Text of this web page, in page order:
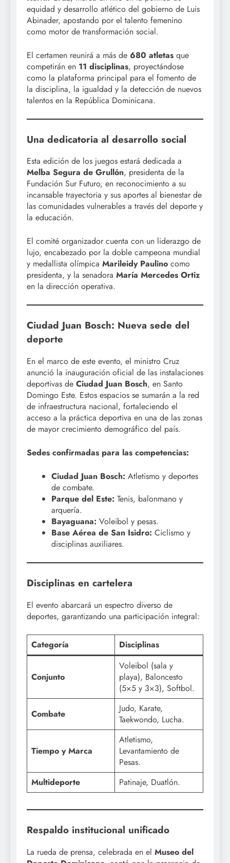
equidad y desarrollo atlético del gobierno de Luis
Abinader, apostando por el talento femenino
como motor de transformación social.
El certamen reunirá a más de 680 atletas que
competirán en 11 disciplinas, proyectándose
como la plataforma principal para el fomento de
la disciplina, la igualdad y la detección de nuevos
talentos en la República Dominicana.
Una dedicatoria al desarrollo social
Esta edición de los juegos estará dedicada a
Melba Segura de Grullón, presidenta de la
Fundación Sur Futuro, en reconocimiento a su
incansable trayectoria y sus aportes al bienestar de
las comunidades vulnerables a través del deporte y
la educación.
El comité organizador cuenta con un liderazgo de
lujo, encabezado por la doble campeona mundial
y medallista olímpica Marileidy Paulino como
presidenta, y la senadora María Mercedes Ortiz
en la dirección operativa.
Ciudad Juan Bosch: Nueva sede del
deporte
En el marco de este evento, el ministro Cruz
anunció la inauguración oficial de las instalaciones
deportivas de Ciudad Juan Bosch, en Santo
Domingo Este. Estos espacios se sumarán a la red
de infraestructura nacional, fortaleciendo el
acceso a la práctica deportiva en una de las zonas
de mayor crecimiento demográfico del país.
Sedes confirmadas para las competencias:
Ciudad Juan Bosch: Atletismo y deportes
de combate.
Parque del Este: Tenis, balonmano y
arquería.
Bayaguana: Voleibol y pesas.
Base Aérea de San Isidro: Ciclismo y
disciplinas auxiliares.
Disciplinas en cartelera
El evento abarcará un espectro diverso de
deportes, garantizando una participación integral:
Categoría Disciplinas
Conjunto
Voleibol (sala y
playa), Baloncesto
(5×5 y 3×3), Softbol.
Combate
Judo, Karate,
Taekwondo, Lucha.
Tiempo y Marca
Atletismo,
Levantamiento de
Pesas.
Multideporte
Patinaje, Duatlón.
Respaldo institucional unificado
La rueda de prensa, celebrada en el Museo del